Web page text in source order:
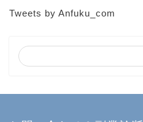
Tweets by Anfuku_com